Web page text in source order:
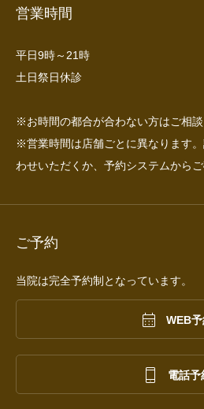
営業時間
平日9時～21時
土日祭日休診
※お時間の都合が合わない方はご相談
※営業時間は店舗ごとに異なります
わせいただくか、予約システムからご
ご予約
当院は完全予約制となっています。
 WEB
 電話予